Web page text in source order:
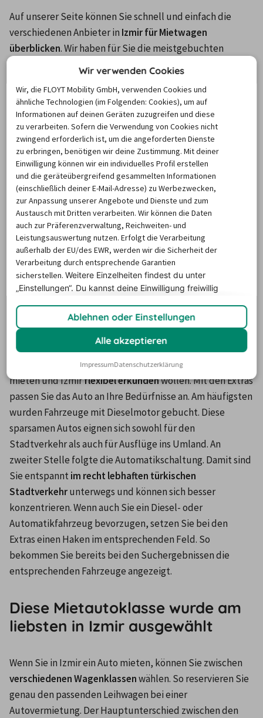
Auf unserer Seite können Sie schnell und einfach die
verschiedenen Anbieter in Izmir für Mietwagen
überblicken. Wir haben für Sie die meistgebuchten
Verleiher verglichen und ausgewertet. Neben den
Unternehmen in Izmir für die Autovermietung. Am
beliebtesten in Izmir ist bei unseren Kunden das
türkische Mietwagenunternehmen Circular Car Hire
gefolgt von Europcar und Budget, der
Tochtergesellschaft von Avis.
Circular Car Hire
Europcar
Budget
Alamo
Enterprise
Diese Extras haben viele Kunden
bei ihrem Leihauto in Izmir
hinzugebucht
Die meisten Kunden suchen sich bereits während der
Buchung gezielt Zusatzoptionen aus, wenn Sie ein Auto
mieten und Izmir flexibel erkunden wollen. Mit den Extras
passen Sie das Auto an Ihre Bedürfnisse an. Am häufigsten
wurden Fahrzeuge mit Dieselmotor gebucht. Diese
sparsamen Autos eignen sich sowohl für den
Stadtverkehr als auch für Ausflüge ins Umland. An
zweiter Stelle folgte die Automatikschaltung. Damit sind
Sie entspannt im recht lebhaften türkischen
Stadtverkehr unterwegs und können sich besser
konzentrieren. Wenn auch Sie ein Diesel- oder
Automatikfahrzeug bevorzugen, setzen Sie bei den
Extras einen Haken im entsprechenden Feld. So
bekommen Sie bereits bei den Suchergebnissen die
entsprechenden Fahrzeuge angezeigt.
Diese Mietautoklasse wurde am
liebsten in Izmir ausgewählt
verschiedenen Wagenklassen wählen. So reservieren Sie
genau den passenden Leihwagen bei einer
Autovermietung. Der Hauptunterschied zwischen den
Wir verwenden Cookies
Wir, die FLOYT Mobility GmbH, verwenden Cookies und
ähnliche Technologien (im Folgenden: Cookies), um auf
Informationen auf deinen Geräten zuzugreifen und diese
zu verarbeiten. Sofern die Verwendung von Cookies nicht
zwingend erforderlich ist, um die angeforderten Dienste
zu erbringen, benötigen wir deine Zustimmung. Mit deiner
Einwilligung können wir ein individuelles Profil erstellen
und die geräteübergreifend gesammelten Informationen
(einschließlich deiner E-Mail-Adresse) zu Werbezwecken,
zur Anpassung unserer Angebote und Dienste und zum
Austausch mit Dritten verarbeiten. Wir können die Daten
auch zur Präferenzverwaltung, Reichweiten- und
Leistungsauswertung nutzen. Erfolgt die Verarbeitung
außerhalb der EU/des EWR, werden wir die Sicherheit der
Verarbeitung durch entsprechende Garantien
sicherstellen.Weitere Einzelheiten findest du unter
„Einstellungen“. Du kannst deine Einwilligung freiwillig
Ablehnen oder Einstellungen
Alle akzeptieren
ImpressumDatenschutzerklärung